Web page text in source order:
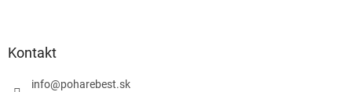
Kontakt
info@poharebest.sk